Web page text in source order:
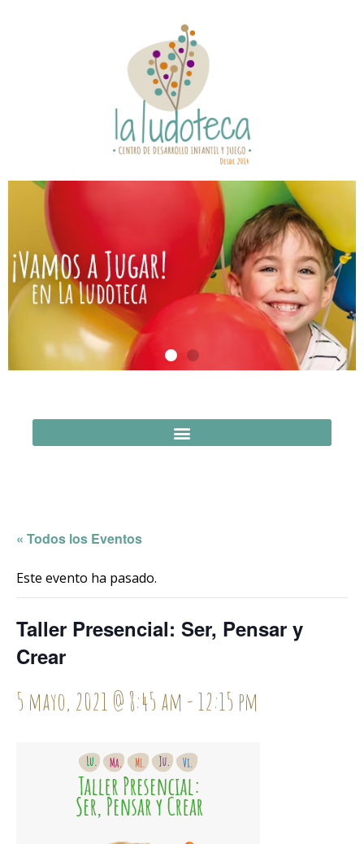
« Todos los Eventos
Este evento ha pasado.
Taller Presencial: Ser, Pensar y
Crear
5 mayo, 2021 @ 8:45 am -12:15 pm